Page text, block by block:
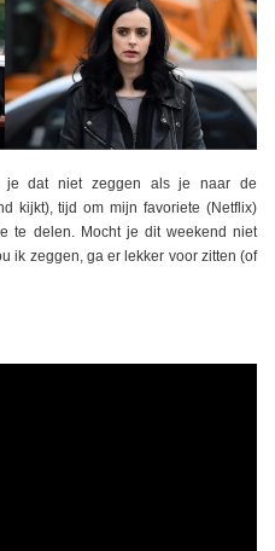
dat niet zeggen als je naar de
kijkt), tijd om mijn favoriete (Netflix)
te delen. Mocht je dit weekend niet
ik zeggen, ga er lekker voor zitten (of